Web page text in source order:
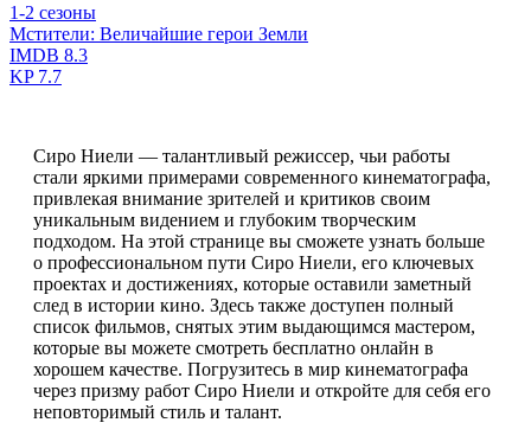
1-2 сезоны
Мстители: Величайшие герои Земли
IMDB 8.3
KP7.7
Сиро Ниели — талантливый режиссер, чьи работы
стали яркими примерами современного кинематографа,
привлекая внимание зрителей и критиков своим
уникальным видением и глубоким творческим
подходом. На этой странице вы сможете узнать больше
о профессиональном пути Сиро Ниели, его ключевых
проектах и достижениях, которые оставили заметный
след в истории кино. Здесь также доступен полный
список фильмов, снятых этим выдающимся мастером,
которые вы можете смотреть бесплатно онлайн в
хорошем качестве. Погрузитесь в мир кинематографа
через призму работ Сиро Ниели и откройте для себя его
неповторимый стиль и талант.